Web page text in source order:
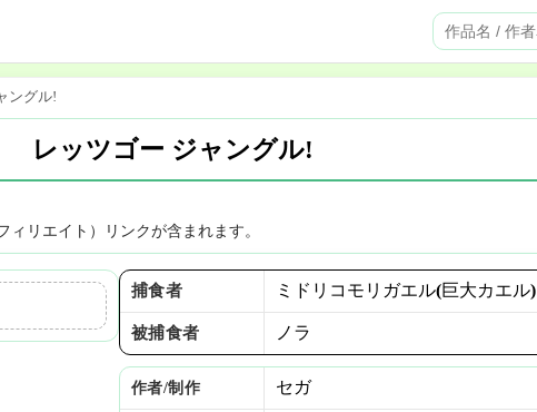
ングル!
レッツゴー ジャングル!
リエイト）リンクが含まれます。
捕食者 ミドリコモリガエル(巨大カエル)
被捕食者 ノラ
作者/制作 セガ